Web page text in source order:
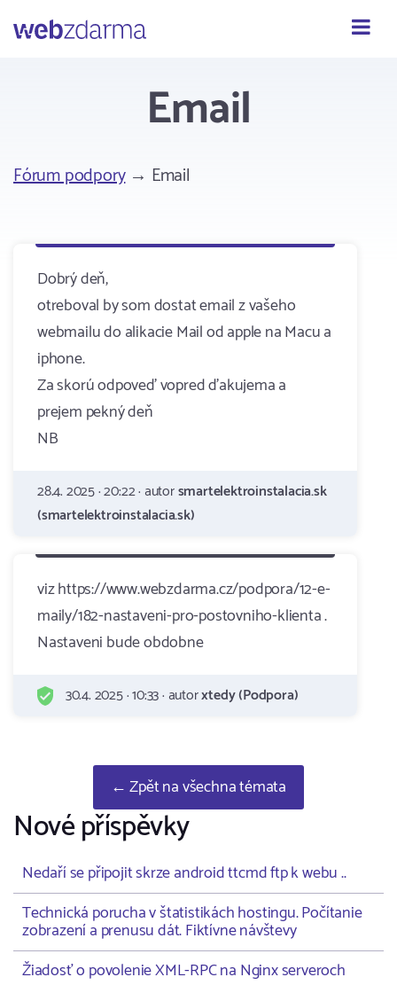
Webzdarma
Email
Fórum podpory→ Email
Dobrý deň,
otreboval by som dostat email z vašeho
webmailu do alikacie Mail od apple na Macu a
iphone.
Za skorú odpoveď vopred ďakujema a
prejem pekný deň
NB
28.4. 2025 · 20:22 · autorsmartelektroinstalacia.sk
(smartelektroinstalacia.sk)
viz https://www.webzdarma.cz/podpora/12-e-
maily/182-nastaveni-pro-postovniho-klienta .
Nastaveni bude obdobne
30.4. 2025 · 10:33 · autorxtedy (Podpora)
← Zpět na všechna témata
Nové příspěvky
Nedaří se připojit skrze android ttcmd ftp k webu ..
Technická porucha v štatistikách hostingu. Počítanie
zobrazení a prenusu dát. Fiktívne návštevy
Žiadosť o povolenie XML-RPC na Nginx serveroch